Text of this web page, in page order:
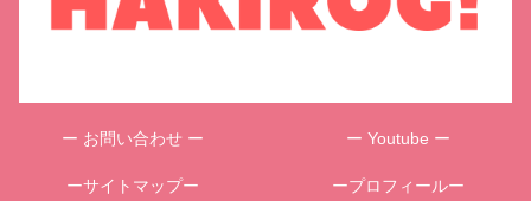
ー お問い合わせ ー ー Youtube ー
ーサイトマップー ープロフィールー